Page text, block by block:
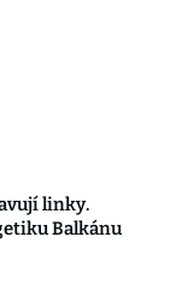
linky.
Balkánu